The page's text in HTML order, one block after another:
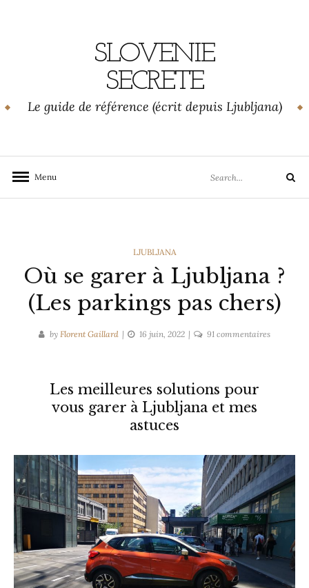
SLOVENIE
SECRETE
Le guide de référence (écrit depuis Ljubljana)
Menu
for:
Search
CATEGORIES
LJUBLJANA
Où se garer à Ljubljana ?
(Les parkings pas chers)
by Florent Gaillard 16 juin, 2022 91 commentairessur
parkings
pas
chers)
Les meilleures solutions pour
vous garer à Ljubljana et mes
astuces